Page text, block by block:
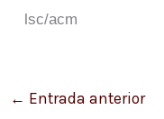
lsc/acm
← Entrada anterior